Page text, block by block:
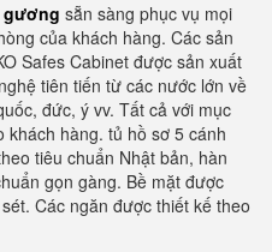
gương sẵn sàng phục vụ mọi
của khách hàng. Các sản
Safes Cabinet được sản xuất
tiên tiến từ các nước lớn về
đức, ý vv. Tất cả với mục
hàng. tủ hồ sơ 5 cánh
tiêu chuẩn Nhật bản, hàn
gọn gàng. Bề mặt được
Các ngăn được thiết kế theo